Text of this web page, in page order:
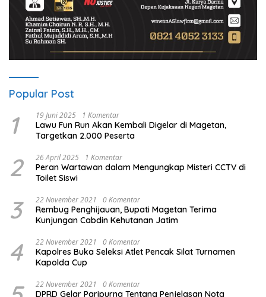
Popular Post
1 19 Juni 2025 1 Komentar
Lawu Fun Run Akan Kembali Digelar di Magetan,
Targetkan 2.000 Peserta
2 26 April 2025 1 Komentar
Peran Wartawan dalam Mengungkap Misteri CCTV di
Toilet Siswi
3 22 November 2021 0 Komentar
Rembug Penghijauan, Bupati Magetan Terima
Kunjungan Cabdin Kehutanan Jatim
4 22 November 2021 0 Komentar
Kapolres Buka Seleksi Atlet Pencak Silat Turnamen
Kapolda Cup
22 November 2021 0 Komentar
DPRD Gelar Paripurna Tentang Penjelasan Nota